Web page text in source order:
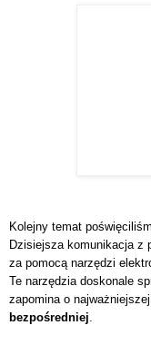
Kolejny temat
Dzisiejsza komunikacja z
za pomocą narzędzi
Te narzędzia doskonale
zapomina o
bezpośredniej